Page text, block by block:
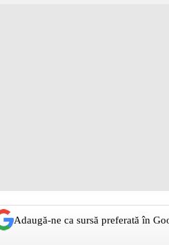
Adaugă-ne ca sursă preferată în